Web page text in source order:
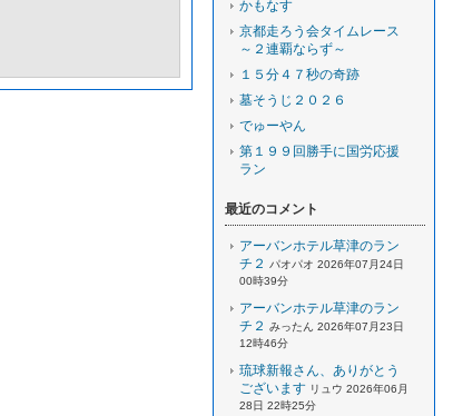
かもなす
京都走ろう会タイムレース
～２連覇ならず～
１５分４７秒の奇跡
墓そうじ２０２６
でゅーやん
第１９９回勝手に国労応援
ラン
最近のコメント
アーバンホテル草津のラン
チ２
パオパオ 2026年07月24日
00時39分
アーバンホテル草津のラン
チ２ みったん 2026年07月23日
12時46分
琉球新報さん、ありがとう
ございます リュウ 2026年06月
28日 22時25分